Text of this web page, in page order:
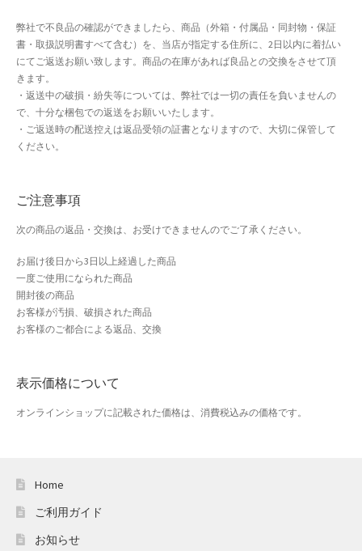
wpwBot Mobile App
お中元ギフト特集
お問い合わせ
お歳暮特集
ご利用規約
よくある質問
アフィリエイト登録
ウィンターセール
カート
クイック注文フォーム
弊社で不良品の確認ができましたら、商品（外箱・付属品・同封物・保証
書・取扱説明書すべて含む）を、当店が指定する住所に、2日以内に着払い
にてご返送お願い致します。商品の在庫があれば良品との交換をさせて頂
きます。
・返送中の破損・紛失等については、弊社では一切の責任を負いませんの
で、十分な梱包での返送をお願いいたします。
・ご返送時の配送控えは返品受領の証書となりますので、大切に保管して
ください。
ご注意事項
次の商品の返品・交換は、お受けできませんのでご了承ください。
お届け後日から3日以上経過した商品
一度ご使用になられた商品
開封後の商品
お客様が汚損、破損された商品
お客様のご都合による返品、交換
表示価格について
オンラインショップに記載された価格は、消費税込みの価格です。
Home
ご利用ガイド
お知らせ